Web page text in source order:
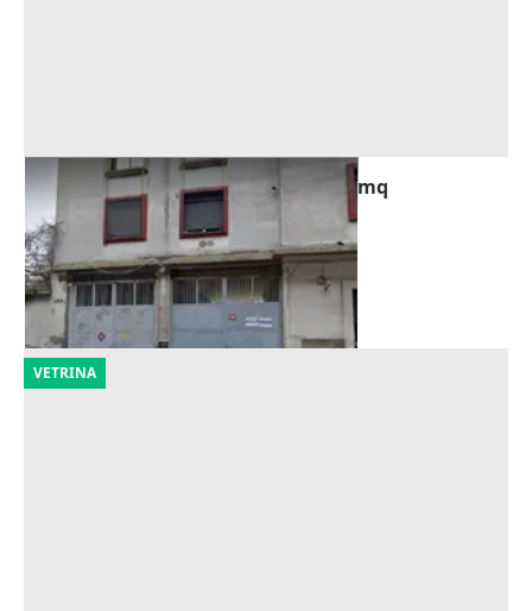
Asta Capannone artigianale di 347 mq
Napoli (Napoli)
Offerta minima
162.750 €
19/10/2026
VETRINA